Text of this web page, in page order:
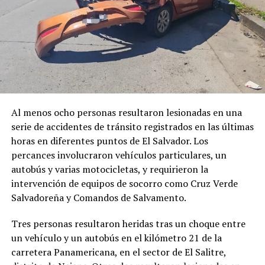
Comparte esto:
Facebook
Al menos ocho personas resultaron lesionadas en una
serie de accidentes de tránsito registrados en las últimas
horas en diferentes puntos de El Salvador. Los
percances involucraron vehículos particulares, un
autobús y varias motocicletas, y requirieron la
intervención de equipos de socorro como Cruz Verde
Salvadoreña y Comandos de Salvamento.
Tres personas resultaron heridas tras un choque entre
un vehículo y un autobús en el kilómetro 21 de la
carretera Panamericana, en el sector de El Salitre,